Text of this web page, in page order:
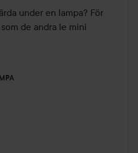
under en lampa? För
de andra le mini